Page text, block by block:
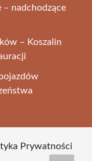
nadchodzące
– Koszalin
Prywatności